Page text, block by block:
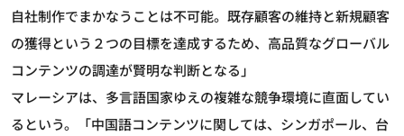
自社制作でまかなうことは不可能。既存顧客の維持と新規顧客
の獲得という２つの目標を達成するため、高品質なグローバル
コンテンツの調達が賢明な判断となる」
マレーシアは、多言語国家ゆえの複雑な競争環境に直面してい
るという。「中国語コンテンツに関しては、シンガポール、台